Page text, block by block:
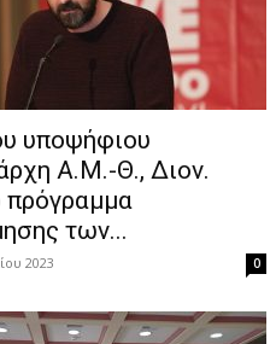
υποψήφιου
Α.Μ.-Θ., Διον.
πρόγραμμα
των...
2023 0